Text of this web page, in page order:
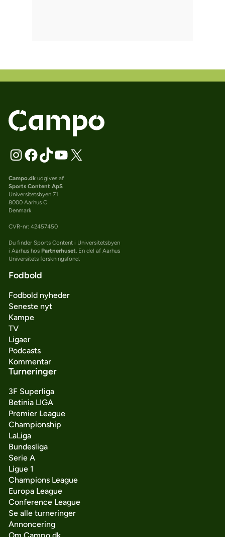
Campo.dkudgives af
Sports Content ApS
Universitetsbyen 71
8000 Aarhus C
Denmark
CVR-nr: 42457450
Du finder Sports Content i Universitetsbyen
i Aarhus hos Partnerhuset. En del af Aarhus
Universitets forskningsfond.
Fodbold
Fodbold nyheder
Seneste nyt
Kampe
TV
Ligaer
Podcasts
Kommentar
Turneringer
3F Superliga
Betinia LIGA
Premier League
Championship
LaLiga
Bundesliga
Serie A
Ligue 1
Champions League
Europa League
Conference League
Se alle turneringer
Annoncering